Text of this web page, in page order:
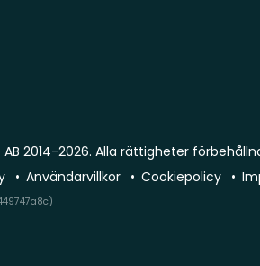
2014-2026. Alla rättigheter
Användarvillkor Cookiepolicy